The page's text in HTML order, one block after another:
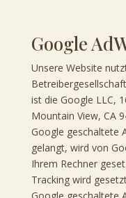
Google
Unsere Website
ist die Google LLC,
Mountain View, CA
Google geschaltete
gelangt, wird von
Ihrem Rechner
Tracking wird